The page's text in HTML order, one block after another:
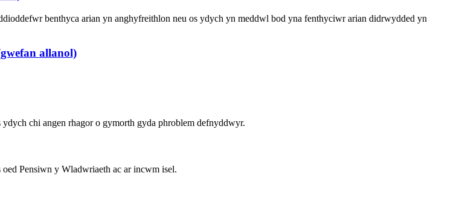
benthyca arian yn anghyfreithlon neu os ydych yn meddwl bod yna fenthyciwr arian didrwydded yn
allanol)
chi angen rhagor o gymorth gyda phroblem defnyddwyr.
Pensiwn y Wladwriaeth ac ar incwm isel.